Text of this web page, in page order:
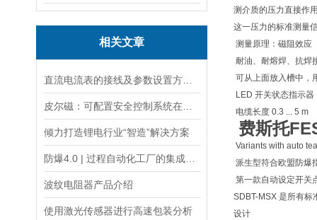
相关文章
倾力打造锂电行业“智造”解决方案
波纹电阻器产品介绍
使用激光传感器进行高速包装分析
测介质的压力直接作
这一压力的标准测量
测量原理：磁阻效应
耐油、耐熔焊、抗焊
可从上面放入槽中，
LED 开关状态指示器
电缆长度 0.3 ... 5 m
费斯托
Variants with auto
派生型符合欧盟防爆
第一款自动设定开关
SDBT-MSX 是所有标
设计